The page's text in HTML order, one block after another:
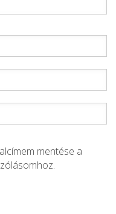
mentése a